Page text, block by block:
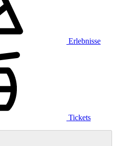
Erlebnisse
Tickets